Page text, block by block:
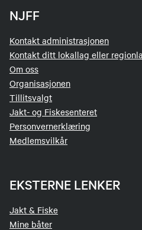
NJFF
Kontakt administrasjonen
Kontakt ditt lokallag eller
Om oss
Organisasjonen
Tillitsvalgt
Jakt- og Fiskesenteret
Personvernerklæring
Medlemsvilkår
EKSTERNE LENKER
Jakt & Fiske
Mine båter